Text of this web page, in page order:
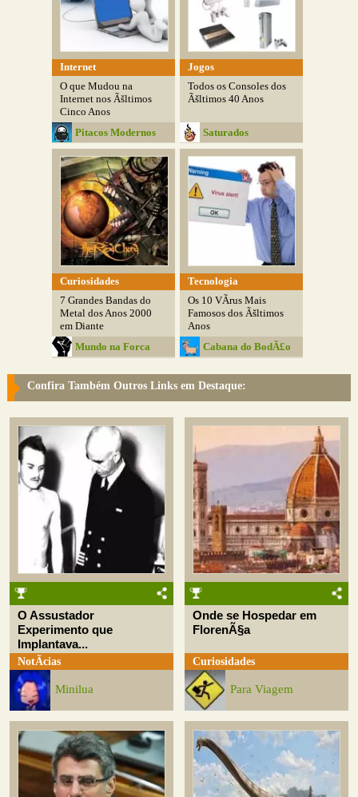
Internet
O que Mudou na
Internet nos Ãšltimos
Cinco Anos
Pitacos Modernos
Jogos
Todos os Consoles dos
Ãšltimos 40 Anos
Saturados
Curiosidades
7 Grandes Bandas do
Metal dos Anos 2000
em Diante
Mundo na Forca
Tecnologia
Os 10 VÃ­rus Mais
Famosos dos Ãšltimos
Anos
Cabana do BodÃ£o
Confira Também Outros Links em Destaque:
O Assustador
Experimento que
Implantava...
NotÃ­cias
Minilua
Onde se Hospedar em
FlorenÃ§a
Curiosidades
Para Viagem